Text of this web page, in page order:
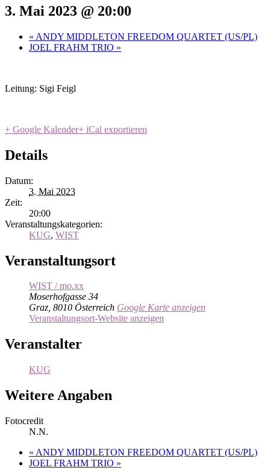
3. Mai 2023 @ 20:00
« ANDY MIDDLETON FREEDOM QUARTET (US/PL)
JOEL FRAHM TRIO »
Leitung: Sigi Feigl
+ Google Kalender+ iCal exportieren
Details
Datum:
3. Mai 2023
Zeit:
20:00
Veranstaltungskategorien:
KUG, WIST
Veranstaltungsort
WIST / mo.xx
Moserhofgasse 34
Graz, 8010 Österreich Google Karte anzeigen
Veranstaltungsort-Website anzeigen
Veranstalter
KUG
Weitere Angaben
Fotocredit
N.N.
« ANDY MIDDLETON FREEDOM QUARTET (US/PL)
JOEL FRAHM TRIO »